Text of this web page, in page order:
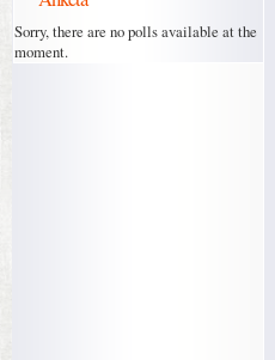
Sorry, there are no polls available at the
moment.